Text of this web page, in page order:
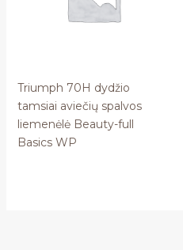
Triumph 70H dydžio
tamsiai aviečių spalvos
liemenėlė Beauty-full
Basics WP